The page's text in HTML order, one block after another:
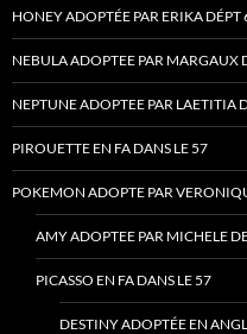
HONEY ADOPTÉE PAR ERIKA DÉPT
NEBULA ADOPTEE PAR MARGAUX
NEPTUNE ADOPTEE PAR LAETITIA
PIROUETTE EN FA DANS LE 57
POKEMON ADOPTE PAR
AMY ADOPTEE PAR MICHELE
PICASSO EN FA DANS LE 57
DESTINY ADOPTÉE EN